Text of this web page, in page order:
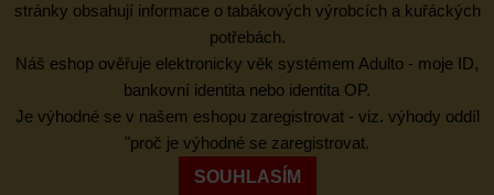
stránky obsahují informace o tabákových výrobcích a kuřáckých
potřebách.
Náš eshop ověřuje elektronicky věk systémem Adulto - moje ID,
bankovní identita nebo identita OP.
Je výhodné se v našem eshopu zaregistrovat - viz. výhody oddíl
"proč je výhodné se zaregistrovat.
SOUHLASÍM